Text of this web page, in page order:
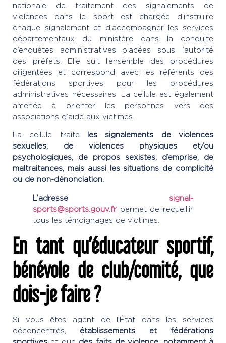
nationale de traitement des signalements de
violences dans le sport est chargée d’instruire
chaque signalement et d’accompagner les services
départementaux du ministère dans la conduite
d’enquêtes administratives placées sous l’autorité
des préfets. Elle suit l’ensemble des procédures
diligentées et correspond avec les référents des
fédérations sportives pour les procédures
administratives nécessaires. La cellule est également
amenée à orienter les personnes vers des
associations d’aide aux victimes.
La cellule traite
les signalements de violences
sexuelles, de violences physiques et/ou
psychologiques, de propos sexistes, d’emprise, de
maltraitances, mais aussi les situations de complicité
ou de non-dénonciation.
L’adresse signal-
sports@sports.gouv.fr permet de recueillir
tous les témoignages de victimes.
En tant qu’éducateur sportif,
bénévole de club/comité, que
dois-je faire ?
Si vous êtes agent de l’État dans les services
déconcentrés,
établissements et fédérations